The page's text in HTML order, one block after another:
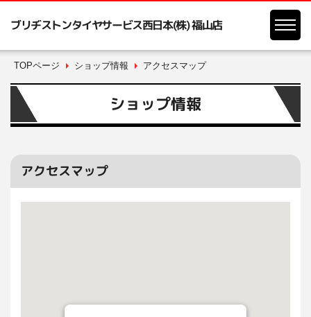
ブリヂストンタイヤサービス西日本(株) 福山店
TOPページ ショップ情報 アクセスマップ
ショップ情報
アクセスマップ